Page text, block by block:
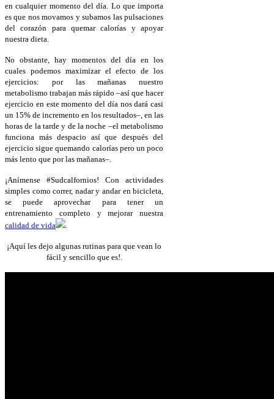
en cualquier momento del día. Lo que importa
es que nos movamos y subamos las pulsaciones
del corazón para quemar calorías y apoyar
nuestra dieta.
No obstante, hay momentos del día en los
cuales podemos maximizar el efecto de los
ejercicios: por las mañanas nuestro
metabolismo trabajan más rápido –así que hacer
ejercicio en este momento del día nos dará casi
un 15% de incremento en los resultados–, en las
horas de la tarde y de la noche –el metabolismo
funciona más despacio así que después del
ejercicio sigue quemando calorías pero un poco
más lento que por las mañanas–.
¡Anímense #Sudcalfornios! Con actividades
simples como correr, nadar y andar en bicicleta,
se puede aprovechar para tener un
entrenamiento completo y mejorar nuestra
calidad de vida
¡Aquí les dejo algunas rutinas para que vean lo
fácil y sencillo que es!.